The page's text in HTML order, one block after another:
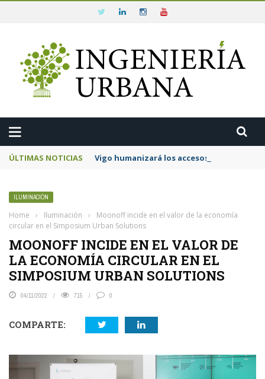
ÚLTIMAS NOTICIAS Vigo humanizará los accesos a la Ermida
ILUMINACIÓN
Home › Iluminación ›
Moonoff incide en el valor de la economía
circular en el Simposium Urban Solutions
MOONOFF INCIDE EN EL VALOR DE
LA ECONOMÍA CIRCULAR EN EL
SIMPOSIUM URBAN SOLUTIONS
04/11/2022 715 0
COMPARTE: